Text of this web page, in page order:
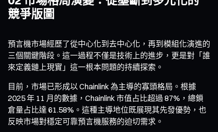
競爭版圖
預言機市場經歷了從中心化到去中心化，再到模組化演進的
三個關鍵階段。這一過程不僅是技術上的進步，更是對「誰
來定義鏈上現實」這一根本問題的持續探索。
目前，市場已形成以 Chainlink 為主導的寡頭格局。根據
2025 年 11 月的數據，Chainlink 市值占比超過 87%，總鎖
倉量占比達 61.58%。這種主導地位既展現其先發優勢，也
反映市場對穩定可靠預言機服務的迫切需求。